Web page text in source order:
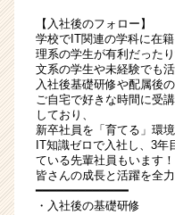
【入社後のフォロー】
学校でIT関連の学科に在籍
理系の学生が有利だった
文系の学生や未経験でも
入社後基礎研修や配属後の
ご自宅で好きな時間に受
しており、
新卒社員を「育てる」環
IT知識ゼロで入社し、3
ている先輩社員もいます！
皆さんの成長と活躍を全
━━━━━━━━━━━━━
・入社後の基礎研修